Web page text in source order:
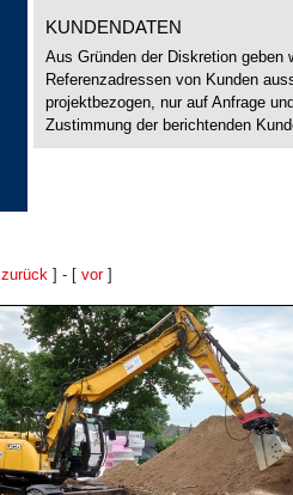
KUNDENDATEN
Aus Gründen der Diskretion geben
Referenzadressen von Kunden
projektbezogen, nur auf Anfrage
Zustimmung der berichtenden
zurück ] - [ vor]